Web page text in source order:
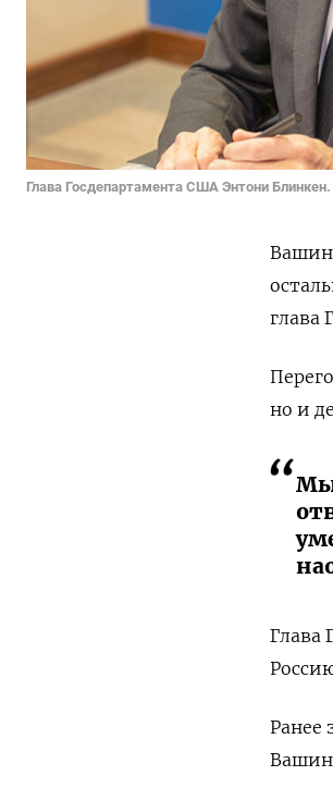
Глава Госдепартамента США Энтони Блинкен.
глава
но и
Мы
Глава
Ранее